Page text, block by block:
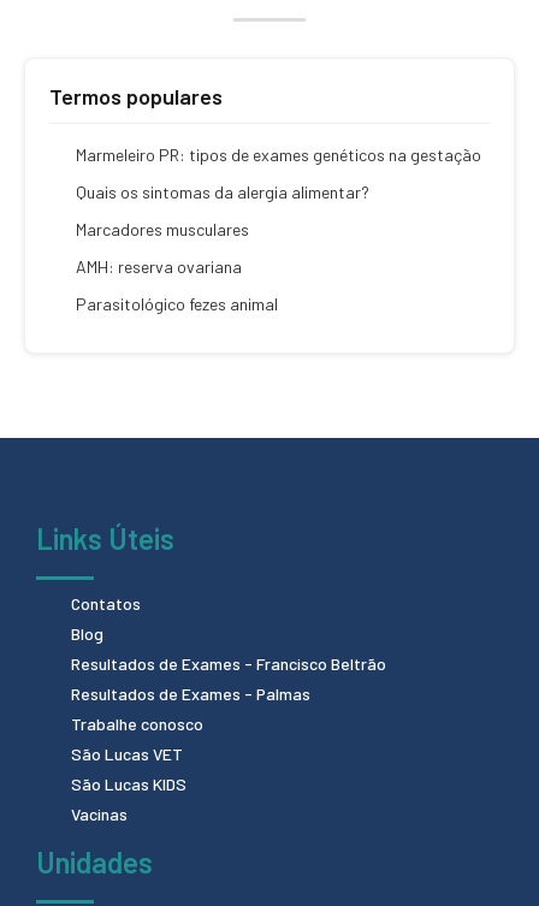
Termos populares
Marmeleiro PR: tipos de exames genéticos na gestação
Quais os sintomas da alergia alimentar?
Marcadores musculares
AMH: reserva ovariana
Parasitológico fezes animal
Links Úteis
Contatos
Blog
Resultados de Exames - Francisco Beltrão
Resultados de Exames - Palmas
Trabalhe conosco
São Lucas VET
São Lucas KIDS
Vacinas
Unidades